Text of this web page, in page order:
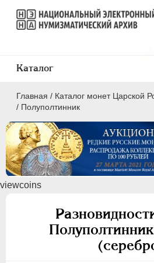
Главная / Каталог монет Царской
/ Полуполтинник
viewcoins
Каталог
ПEТР I 1699 - 1725
Золото